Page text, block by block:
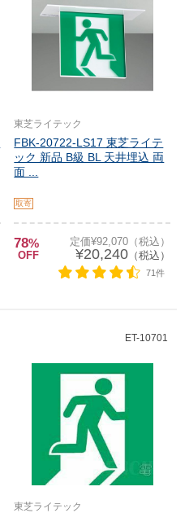
東芝ライテック
FBK-20722-LS17 東芝ライテ
ック 新品 B級 BL 天井埋込 両
面 ...
取寄
78%
OFF
定価¥92,070（税込）
¥20,240（税込）
71件
ET-10701
東芝ライテック